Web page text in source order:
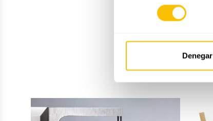
consentimiento
Denegar
del